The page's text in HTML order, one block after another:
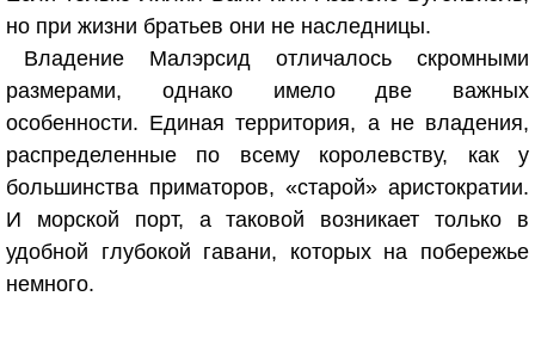
но при жизни братьев они не наследницы.
Владение Малэрсид отличалось скромными
размерами, однако имело две важных
особенности. Единая территория, а не владения,
распределенные по всему королевству, как у
большинства приматоров, «старой» аристократии.
И морской порт, а таковой возникает только в
удобной глубокой гавани, которых на побережье
немного.